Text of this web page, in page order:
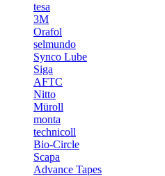
tesa
3M
Orafol
selmundo
Synco Lube
Siga
AFTC
Nitto
Müroll
monta
technicoll
Bio-Circle
Scapa
Advance Tapes